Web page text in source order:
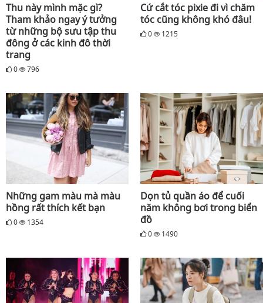
Thu này mình mặc gì?
Tham khảo ngay ý tưởng
từ những bộ sưu tập thu
đông ở các kinh đô thời
trang
0 796
Cứ cắt tóc pixie đi vì chăm
tóc cũng không khó đâu!
0 1215
Những gam màu mà màu
hồng rất thích kết bạn
0 1354
Dọn tủ quần áo để cuối
năm không bơi trong biển
đồ
0 1490